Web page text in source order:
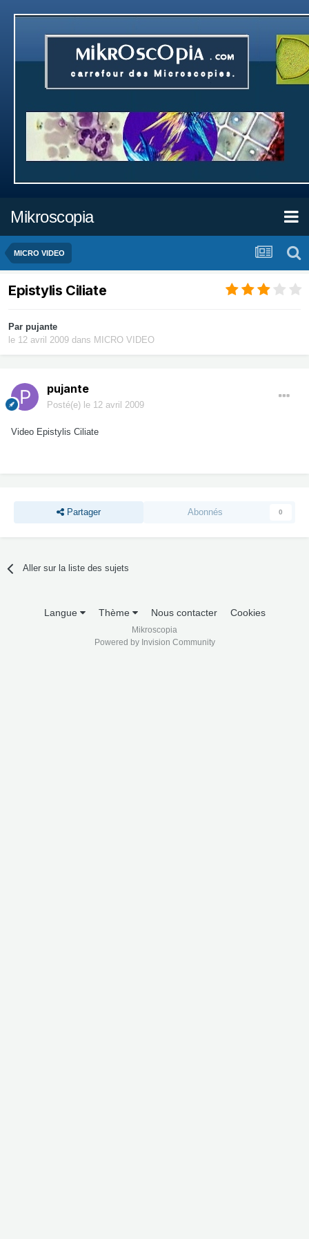
Mikroscopia
MICRO VIDEO
Epistylis Ciliate
Par pujante
le 12 avril 2009 dans MICRO VIDEO
pujante
Posté(e) le 12 avril 2009
Video Epistylis Ciliate
Partager Abonnés 0
Aller sur la liste des sujets
Langue Thème Nous contacter Cookies
Mikroscopia
Powered by Invision Community